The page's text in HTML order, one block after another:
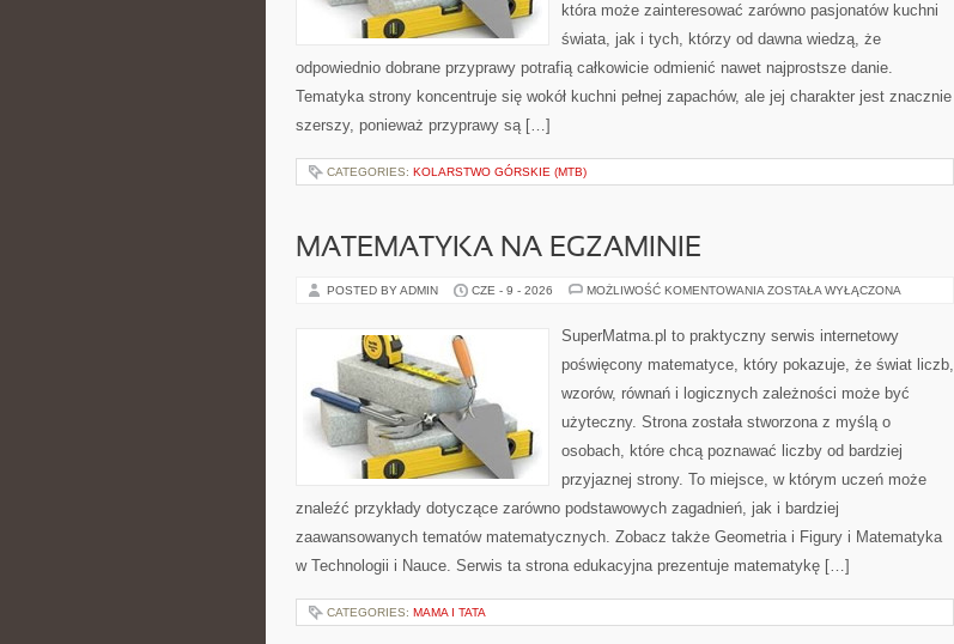
która może zainteresować zarówno pasjonatów kuchni
świata, jak i tych, którzy od dawna wiedzą, że
odpowiednio dobrane przyprawy potrafią całkowicie odmienić nawet najprostsze danie.
Tematyka strony koncentruje się wokół kuchni pełnej zapachów, ale jej charakter jest znacznie
szerszy, ponieważ przyprawy są […]
CATEGORIES: KOLARSTWO GÓRSKIE (MTB)
MATEMATYKA NA EGZAMINIE
POSTED BY ADMIN CZE - 9 - 2026 MOŻLIWOŚĆ KOMENTOWANIA MATEMATYKA
ZOSTAŁA WYŁĄCZONA
SuperMatma.pl to praktyczny serwis internetowy
poświęcony matematyce, który pokazuje, że świat liczb,
wzorów, równań i logicznych zależności może być
użyteczny. Strona została stworzona z myślą o
osobach, które chcą poznawać liczby od bardziej
przyjaznej strony. To miejsce, w którym uczeń może
znaleźć przykłady dotyczące zarówno podstawowych zagadnień, jak i bardziej
zaawansowanych tematów matematycznych. Zobacz także Geometria i Figury i Matematyka
w Technologii i Nauce. Serwis ta strona edukacyjna prezentuje matematykę […]
CATEGORIES: MAMA I TATA